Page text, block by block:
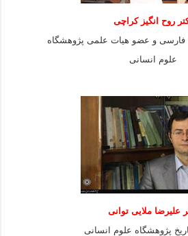
روح انگیز کراچی
فارسی و عضو هیات علمی پژوهشگاه
علوم انسانی
عليرضا ملايى توانی
پژوهشگاه علوم انسانی